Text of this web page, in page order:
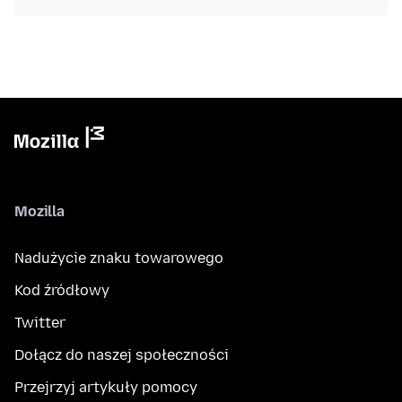
Mozilla
Nadużycie znaku towarowego
Kod źródłowy
Twitter
Dołącz do naszej społeczności
Przejrzyj artykuły pomocy